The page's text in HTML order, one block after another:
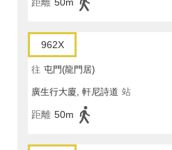
距離 50m
962X
往 屯門(龍門居)
廣生行大廈, 軒尼詩道 站
距離 50m